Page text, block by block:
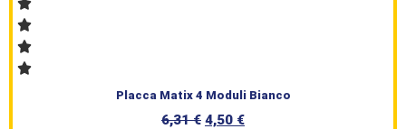
Placca Matix 4 Moduli Bianco
6,31€ 4,50 €